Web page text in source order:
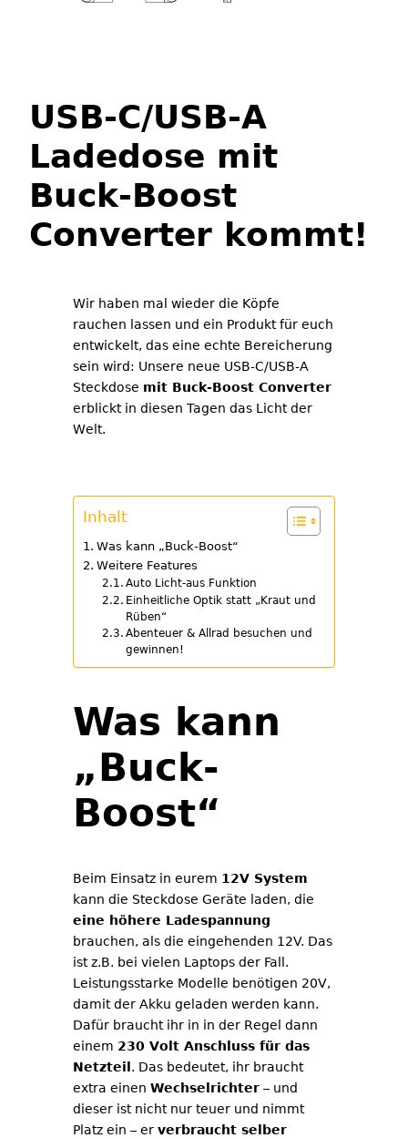
USB-C/USB-A
Ladedose mit
Buck-Boost
Converter kommt!
Wir haben mal wieder die Köpfe
rauchen lassen und ein Produkt für euch
entwickelt, das eine echte Bereicherung
sein wird: Unsere neue USB-C/USB-A
Steckdose mit Buck-Boost Converter
erblickt in diesen Tagen das Licht der
Welt.
Inhalt
Was kann „Buck-Boost“
Weitere Features
Auto Licht-aus Funktion
Einheitliche Optik statt „Kraut und
Rüben“
Abenteuer & Allrad besuchen und
gewinnen!
Was kann
„Buck-
Boost“
Beim Einsatz in eurem 12V System
kann die Steckdose Geräte laden, die
eine höhere Ladespannung
brauchen, als die eingehenden 12V. Das
ist z.B. bei vielen Laptops der Fall.
Leistungsstarke Modelle benötigen 20V,
damit der Akku geladen werden kann.
Dafür braucht ihr in in der Regel dann
einem 230 Volt Anschluss für das
Netzteil. Das bedeutet, ihr braucht
extra einen Wechselrichter – und
dieser ist nicht nur teuer und nimmt
Platz ein – er verbraucht selber